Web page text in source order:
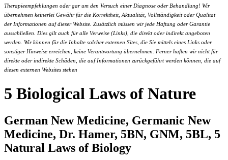
Therapieempfehlungen oder gar um den Versuch einer Diagnose oder Behandlung! Wir
übernehmen keinerlei Gewähr für die Korrektheit, Aktualität, Vollständigkeit oder Qualität
der Informationen auf dieser Website. Zusätzlich müssen wir jede Haftung oder Garantie
ausschließen. Dies gilt auch für alle Verweise (Links), die direkt oder indirekt angeboten
werden. Wir können für die Inhalte solcher externen Sites, die Sie mittels eines Links oder
sonstiger Hinweise erreichen, keine Verantwortung übernehmen. Ferner haften wir nicht für
direkte oder indirekte Schäden, die auf Informationen zurückgeführt werden können, die auf
diesen externen Websites stehen
5 Biological Laws of Nature
German New Medicine, Germanic New
Medicine, Dr. Hamer, 5BN, GNM, 5BL, 5
Natural Laws of Biology